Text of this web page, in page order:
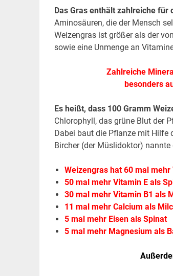
Das Gras enthält zahlreiche
Aminosäuren, die der Mensch
Weizengras ist größer als der
sowie eine Unmenge an
Zahlreiche
besonders
Es heißt, dass 100 Gramm
Chlorophyll, das grüne Blut der
Dabei baut die Pflanze mit Hilfe
Bircher (der Müslidoktor)
Weizengras hat 60 mal mehr
50 mal mehr Vitamin E als
30 mal mehr Vitamin B1 als
11 mal mehr Calcium als
5 mal mehr Eisen als Spinat
5 mal mehr Magnesium als